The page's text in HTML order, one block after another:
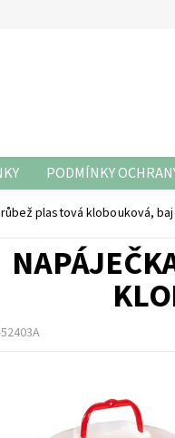
PODMÍNKY
plastová klobouková,